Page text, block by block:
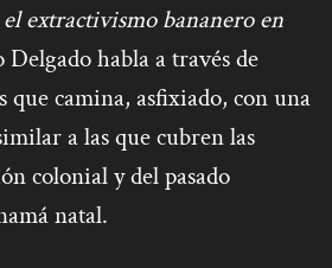
el extractivismo bananero en
habla a través de
que camina, asfixiado, con una
a las que cubren las
colonial y del pasado
natal.